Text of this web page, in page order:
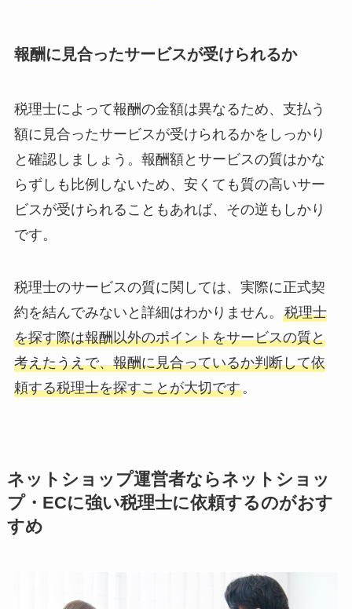
報酬に見合ったサービスが受けられるか
税理士によって報酬の金額は異なるため、支払う
額に見合ったサービスが受けられるかをしっかり
と確認しましょう。報酬額とサービスの質はかな
らずしも比例しないため、安くても質の高いサー
ビスが受けられることもあれば、その逆もしかり
です。
税理士のサービスの質に関しては、実際に正式契
約を結んでみないと詳細はわかりません。 税理士
を探す際は報酬以外のポイントをサービスの質と
考えたうえで、報酬に見合っているか判断して依
頼する税理士を探すことが大切です。
ネットショップ運営者ならネットショッ
プ・ECに強い税理士に依頼するのがおす
すめ